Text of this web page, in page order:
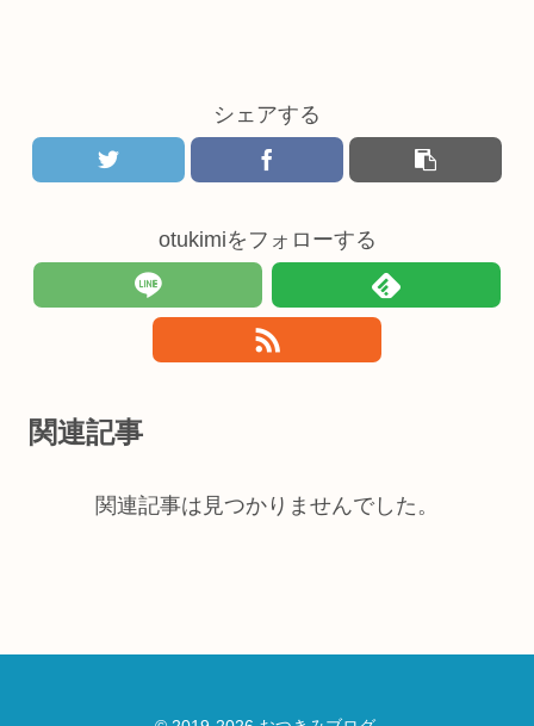
シェアする
otukimiをフォローする
関連記事
関連記事は見つかりませんでした。